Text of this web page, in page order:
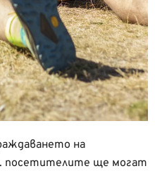
на
посетителите ще могат